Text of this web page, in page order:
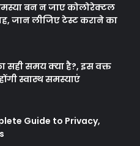
बन न जाए कोलोरेक्टल
जान लीजिए टेस्ट कराने का
सही समय क्‍या है?, इस वक्त
स्वास्थ समस्याएं
Guide to Privacy,